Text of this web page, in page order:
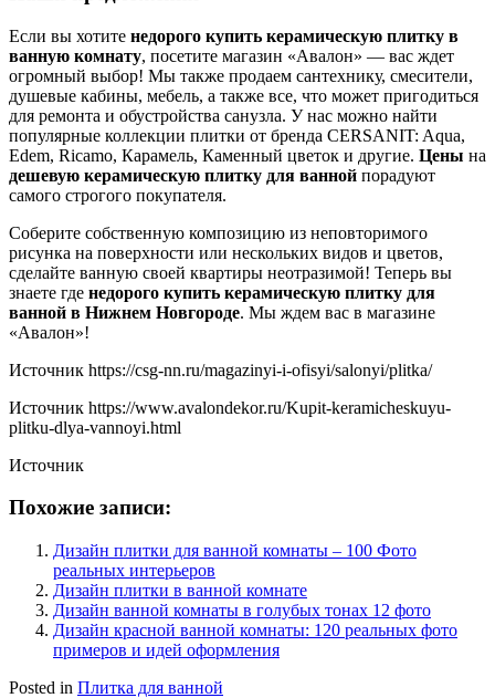
Если вы хотите недорого купить керамическую плитку в
ванную комнату, посетите магазин «Авалон» — вас ждет
огромный выбор! Мы также продаем сантехнику, смесители,
душевые кабины, мебель, а также все, что может пригодиться
для ремонта и обустройства санузла. У нас можно найти
популярные коллекции плитки от бренда CERSANIT: Aqua,
Edem, Ricamo, Карамель, Каменный цветок и другие. Цены на
дешевую керамическую плитку для ванной порадуют
самого строгого покупателя.
Соберите собственную композицию из неповторимого
рисунка на поверхности или нескольких видов и цветов,
сделайте ванную своей квартиры неотразимой! Теперь вы
знаете где недорого купить керамическую плитку для
ванной в Нижнем Новгороде. Мы ждем вас в магазине
«Авалон»!
Источник https://csg-nn.ru/magazinyi-i-ofisyi/salonyi/plitka/
Источник https://www.avalondekor.ru/Kupit-keramicheskuyu-
plitku-dlya-vannoyi.html
Источник
Похожие записи:
Дизайн плитки для ванной комнаты – 100 Фото
реальных интерьеров
Дизайн плитки в ванной комнате
Дизайн ванной комнаты в голубых тонах 12 фото
Дизайн красной ванной комнаты: 120 реальных фото
примеров и идей оформления
Posted in Плитка для ванной